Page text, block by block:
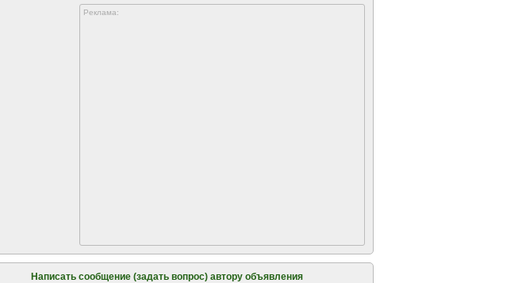
Реклама:
Написать сообщение (задать вопрос) автору объявления